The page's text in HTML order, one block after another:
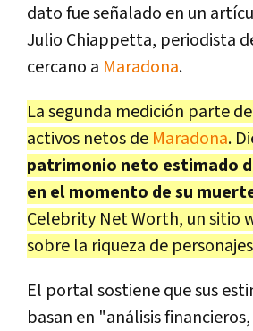
dato fue señalado en un
Julio Chiappetta, periodista
cercano a Maradona.
La segunda medición parte
activos netos de Maradona.
patrimonio neto estimado
en el momento de su
Celebrity Net Worth, un sitio
sobre la riqueza de
El portal sostiene que sus
basan en "análisis